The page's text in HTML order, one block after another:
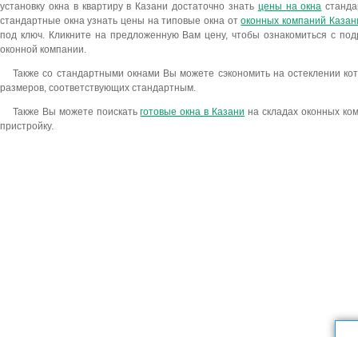
установку окна в квартиру в Казани достаточно знать цены на окна
стандартные окна узнать цены на типовые окна отоконных компаний
под ключ. Кликните на предложенную Вам цену, чтобы ознакомиться с
оконной компании.
Также со стандартными окнами Вы можете сэкономить на остеклении
размеров, соответствующих стандартным.
Также Вы можете поискатьготовые окна в Казани на складах оконных
пристройку.